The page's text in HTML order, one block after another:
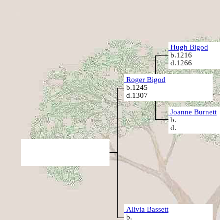
Hugh Bigod
b.1216
d.1266
Roger Bigod
b.1245
d.1307
Joanne Burnett
b.
d.
Alivia Bassett
b.